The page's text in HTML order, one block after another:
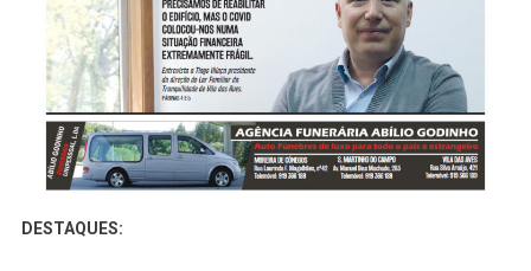
DESTAQUES: